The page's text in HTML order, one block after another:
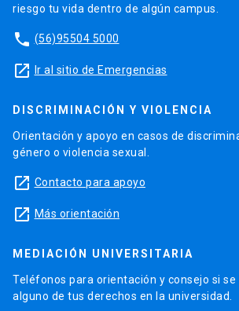
riesgo tu vida dentro de algún campus.
phone (56)95504 5000
launch Ir al sitio de Emergencias
DISCRIMINACIÓN Y VIOLENCIA
Orientación y apoyo en casos de
género o violencia sexual.
launch Contacto para apoyo
launch Más orientación
MEDIACIÓN UNIVERSITARIA
Teléfonos para orientación y consejo si se
alguno de tus derechos en la universidad.